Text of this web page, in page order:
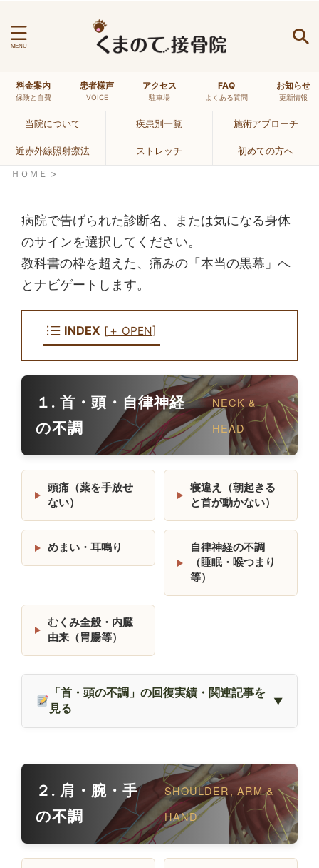
最近の投稿
原因不明のめまいと「体前屈の硬さ」の繋がりを、
当院が重要視する理由とは
2026年8
月1日
体前屈ができない高校生アスリートの「脊柱のしなや2026年7
日経新聞でも話題に。「水のガブ飲み」が熱中症を招
く理由と、涼しい顔をしている人の秘密
2026年7
【腰痛のOS】ヘルニア＝痛みの原因、という恐ろ
しい「認知」
2026年7月
奪う「分離症」の危機と、親御さんに知ってほしい身
体の真実
年7月
【改善事例】腰が横にズレて立てない「ぎっくり
腰」。歩いて帰るための6つの臨床ステップ
月19日
料金案内
保険と自費
患者様声
VOICE
アクセス
駐車場
FAQ
よくある質問
お知らせ
更新情報
当院について 疾患別一覧 施術アプローチ
近赤外線照射療法 ストレッチ 初めての方へ
ＨＯＭＥ >
病院で告げられた診断名、または気になる身体
のサインを選択してください。
教科書の枠を超えた、痛みの「本当の黒幕」へ
とナビゲートします。
INDEX [ ＋ OPEN]
１. 首・頭・自律神経
の不調
NECK &
HEAD
頭痛（薬を手放せ
ない）
寝違え（朝起きる
と首が動かない）
めまい・耳鳴り
自律神経の不調
（睡眠・喉つまり
等）
むくみ全般・内臓
由来（胃腸等）
「首・頭の不調」の回復実績・関連記事を
見る
２. 肩・腕・手
の不調
SHOULDER, ARM &
HAND